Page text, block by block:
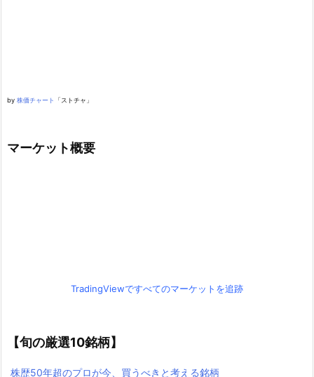
by 株価チャート 「ストチャ」
マーケット概要
TradingViewですべてのマーケットを追跡
【旬の厳選10銘柄】
株歴50年超のプロが今、買うべきと考える銘柄